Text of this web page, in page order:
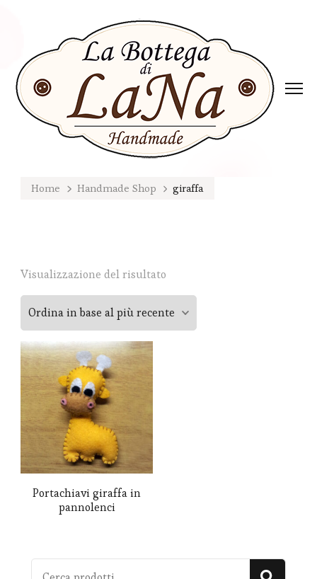
Home Handmade Shop giraffa
Visualizzazione del risultato
Portachiavi giraffa in
pannolenci
Cerca: